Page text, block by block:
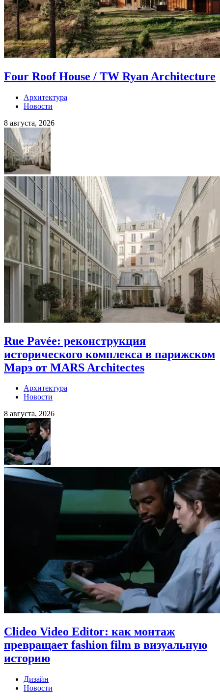
Four Roof House / TW Ryan Architecture
Архитектура
Новости
8 августа, 2026
Rue Pavée: реконструкция
исторического комплекса в парижском
Марэ от MARS Architectes
Архитектура
Новости
8 августа, 2026
Clideo Video Editor: как монтаж
превращает fashion film в визуальную
историю
Дизайн
Новости